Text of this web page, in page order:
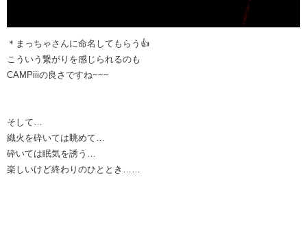
＊まっちゃさんに命名してもらう👍
こういう繋がりを感じられるのも
CAMPiiiの良さですね~~~
そして…
織火を砕いては眺めて…
砕いては眠気を誘う…
楽しいけど終わりのひととき……